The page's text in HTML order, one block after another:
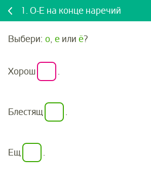
1. О-Е на конце наречий
Выбери: о, е или ё?
Хорош .
Блестящ .
Ещ .